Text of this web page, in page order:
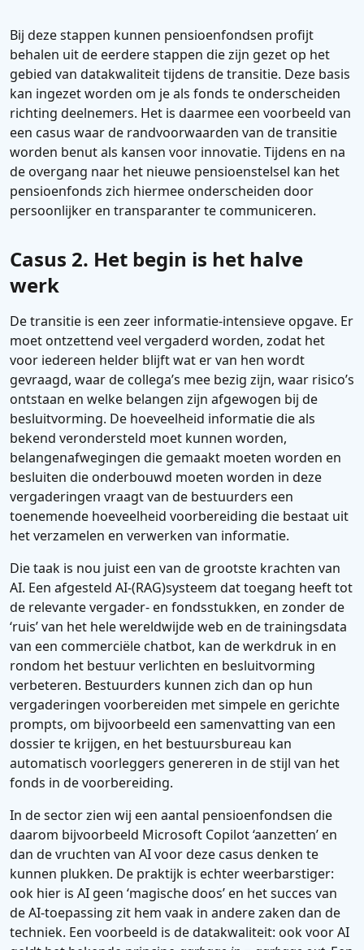
Bij deze stappen kunnen pensioenfondsen profijt
behalen uit de eerdere stappen die zijn gezet op het
gebied van datakwaliteit tijdens de transitie. Deze basis
kan ingezet worden om je als fonds te onderscheiden
richting deelnemers. Het is daarmee een voorbeeld van
een casus waar de randvoorwaarden van de transitie
worden benut als kansen voor innovatie. Tijdens en na
de overgang naar het nieuwe pensioenstelsel kan het
pensioenfonds zich hiermee onderscheiden door
persoonlijker en transparanter te communiceren.
Casus 2. Het begin is het halve
werk
De transitie is een zeer informatie-intensieve opgave. Er
moet ontzettend veel vergaderd worden, zodat het
voor iedereen helder blijft wat er van hen wordt
gevraagd, waar de collega’s mee bezig zijn, waar risico’s
ontstaan en welke belangen zijn afgewogen bij de
besluitvorming. De hoeveelheid informatie die als
bekend verondersteld moet kunnen worden,
belangenafwegingen die gemaakt moeten worden en
besluiten die onderbouwd moeten worden in deze
vergaderingen vraagt van de bestuurders een
toenemende hoeveelheid voorbereiding die bestaat uit
het verzamelen en verwerken van informatie.
Die taak is nou juist een van de grootste krachten van
AI. Een afgesteld AI-(RAG)systeem dat toegang heeft tot
de relevante vergader- en fondsstukken, en zonder de
‘ruis’ van het hele wereldwijde web en de trainingsdata
van een commerciële chatbot, kan de werkdruk in en
rondom het bestuur verlichten en besluitvorming
verbeteren. Bestuurders kunnen zich dan op hun
vergaderingen voorbereiden met simpele en gerichte
prompts, om bijvoorbeeld een samenvatting van een
dossier te krijgen, en het bestuursbureau kan
automatisch voorleggers genereren in de stijl van het
fonds in de voorbereiding.
In de sector zien wij een aantal pensioenfondsen die
daarom bijvoorbeeld Microsoft Copilot ‘aanzetten’ en
dan de vruchten van AI voor deze casus denken te
kunnen plukken. De praktijk is echter weerbarstiger:
ook hier is AI geen ‘magische doos’ en het succes van
de AI-toepassing zit hem vaak in andere zaken dan de
techniek. Een voorbeeld is de datakwaliteit: ook voor AI